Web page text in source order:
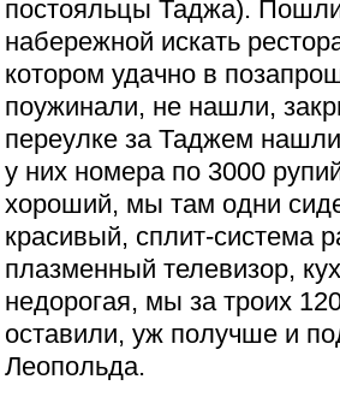
постояльцы Таджа).
набережной искать
котором удачно в
поужинали, не нашли,
переулке за Таджем
у них номера по 3000
хороший, мы там одни
красивый, сплит-система
плазменный телевизор,
недорогая, мы за троих
оставили, уж получше и
Леопольда.